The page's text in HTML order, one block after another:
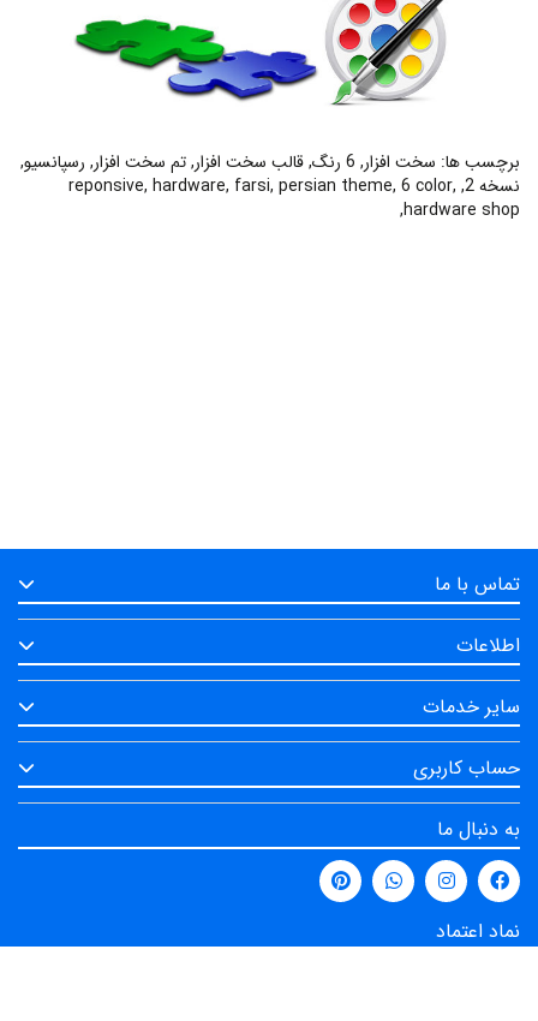
برچسب ها: سخت افزار, 6 رنگ ,قالب سخت افزار,تم سخت افزار, رسپانسیو,
نسخه 2 ,
reponsive, hardware, farsi, persian theme, 6 color,
hardware shop
,
تماس با ما
اطلاعات
سایر خدمات
حساب کاربری
به دنبال ما
نماد اعتماد